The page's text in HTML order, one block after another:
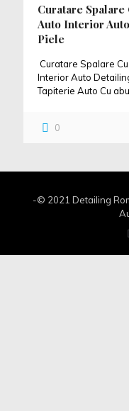
Curatare
Auto Interior
Piele
Curatare Spalare
Interior Auto
Tapiterie Auto Cu
0
-© 2021 Detailing